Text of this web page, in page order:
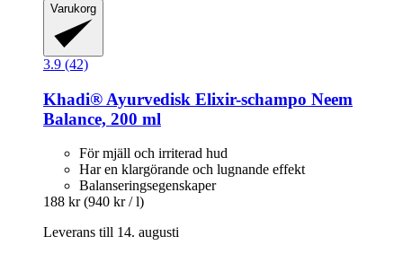
Varukorg
3.9 (42)
Khadi® Ayurvedisk Elixir-​schampo Neem
Balance, 200 ml
För mjäll och irriterad hud
Har en klargörande och lugnande effekt
Balanseringsegenskaper
188 kr (940 kr / l)
Leverans till 14. augusti